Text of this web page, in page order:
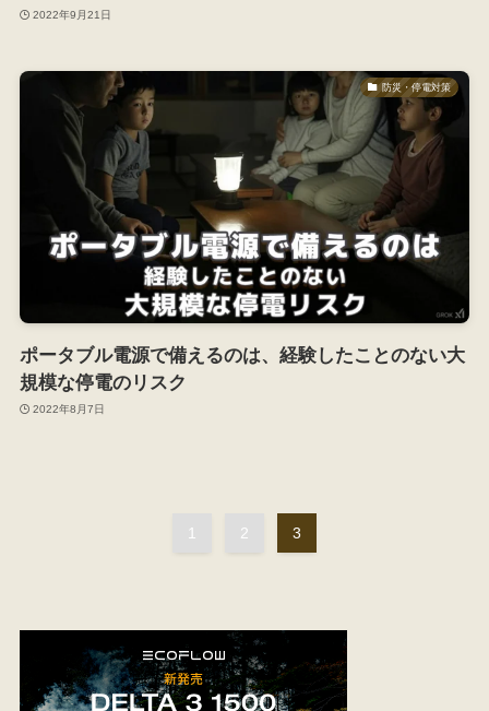
2022年9月21日
防災・停電対策
ポータブル電源で備えるのは、経験したことのない大
規模な停電のリスク
2022年8月7日
1 2 3